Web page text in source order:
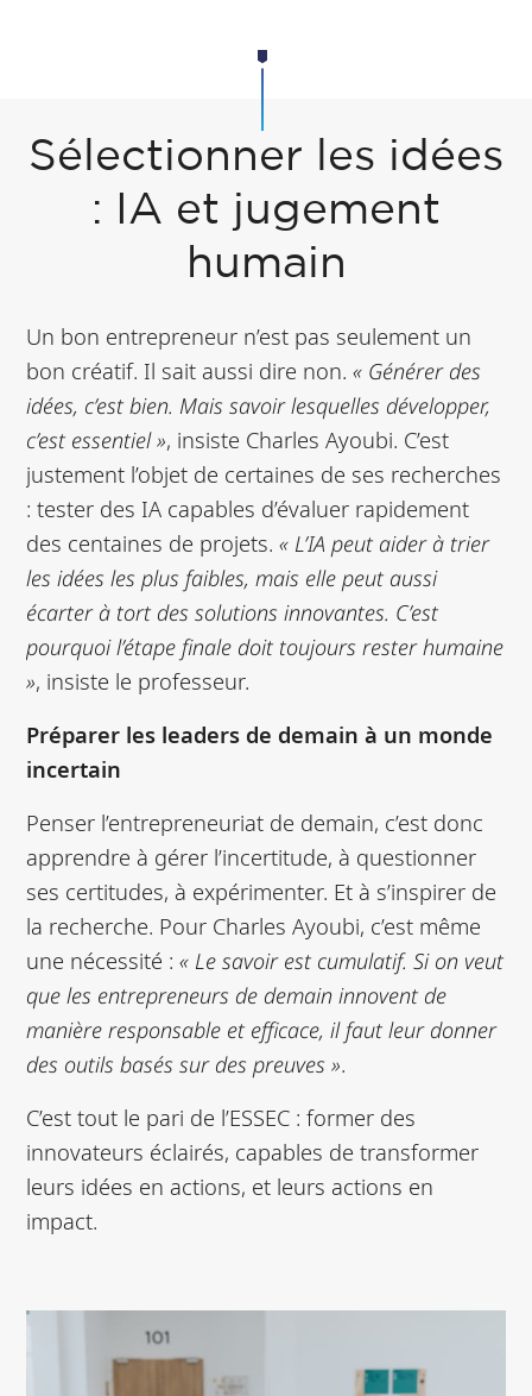
Sélectionner les idées
: IA et jugement
humain
Un bon entrepreneur n’est pas seulement un
bon créatif. Il sait aussi dire non.« Générer des
idées, c’est bien. Mais savoir lesquelles développer,
c’est essentiel », insiste Charles Ayoubi. C’est
justement l’objet de certaines de ses recherches
: tester des IA capables d’évaluer rapidement
des centaines de projets.« L’IA peut aider à trier
les idées les plus faibles, mais elle peut aussi
écarter à tort des solutions innovantes. C’est
pourquoi l’étape finale doit toujours rester humaine
», insiste le professeur.
Préparer les leaders de demain à un monde
incertain
Penser l’entrepreneuriat de demain, c’est donc
apprendre à gérer l’incertitude, à questionner
ses certitudes, à expérimenter. Et à s’inspirer de
la recherche. Pour Charles Ayoubi, c’est même
une nécessité :« Le savoir est cumulatif. Si on veut
que les entrepreneurs de demain innovent de
manière responsable et efficace, il faut leur donner
des outils basés sur des preuves ».
C’est tout le pari de l’ESSEC : former des
innovateurs éclairés, capables de transformer
leurs idées en actions, et leurs actions en
impact.